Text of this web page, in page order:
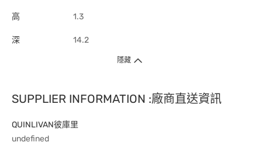
高 1.3
深 14.2
隱藏
SUPPLIER INFORMATION :廠商直送資訊
QUINLIVAN彼庫里
undefined